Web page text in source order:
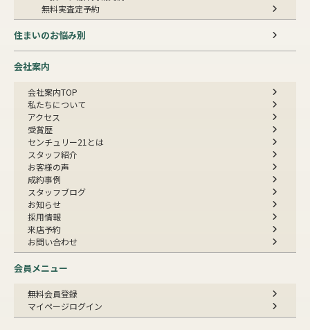
無料実査定予約
住まいのお悩み別
会社案内
会社案内TOP
私たちについて
アクセス
受賞歴
センチュリー21とは
スタッフ紹介
お客様の声
成約事例
スタッフブログ
お知らせ
採用情報
来店予約
お問い合わせ
会員メニュー
無料会員登録
マイページログイン